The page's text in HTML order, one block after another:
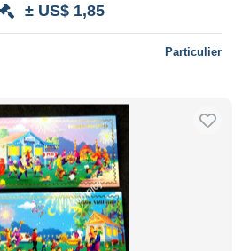
± US$ 1,85
Particulier